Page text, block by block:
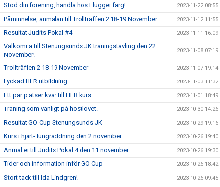
Stöd din förening, handla hos Flügger färg! 2023-11-22 08:55
Påminnelse, anmälan till Trollträffen 2 18-19 November 2023-11-12 11:55
Resultat Judits Pokal #4 2023-11-11 16:09
Välkomna till Stenungsunds JK träningstävling den 22
November!
2023-11-08 07:19
Trollträffen 2 18-19 November 2023-11-07 19:14
Lyckad HLR utbildning 2023-11-03 11:32
Ett par platser kvar till HLR kurs 2023-11-01 18:49
Träning som vanligt på höstlovet. 2023-10-30 14:26
Resultat GO-Cup Stenungsunds JK 2023-10-29 19:16
Kurs i hjärt- lungräddning den 2 november 2023-10-26 19:40
Anmäl er till Judits Pokal 4 den 11 november 2023-10-26 19:30
Tider och information inför GO Cup 2023-10-26 18:42
Stort tack till Ida Lindgren! 2023-10-26 09:45